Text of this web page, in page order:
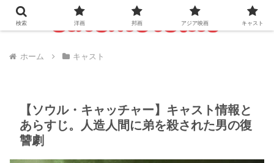
ホーム キャスト
【ソウル・キャッチャー】キャスト情報と
あらすじ。人造人間に弟を殺された男の復
讐劇
検索 洋画 邦画 アジア映画 キャスト